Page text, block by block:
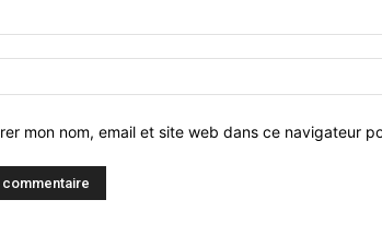
mon nom, email et site web dans ce navigateur